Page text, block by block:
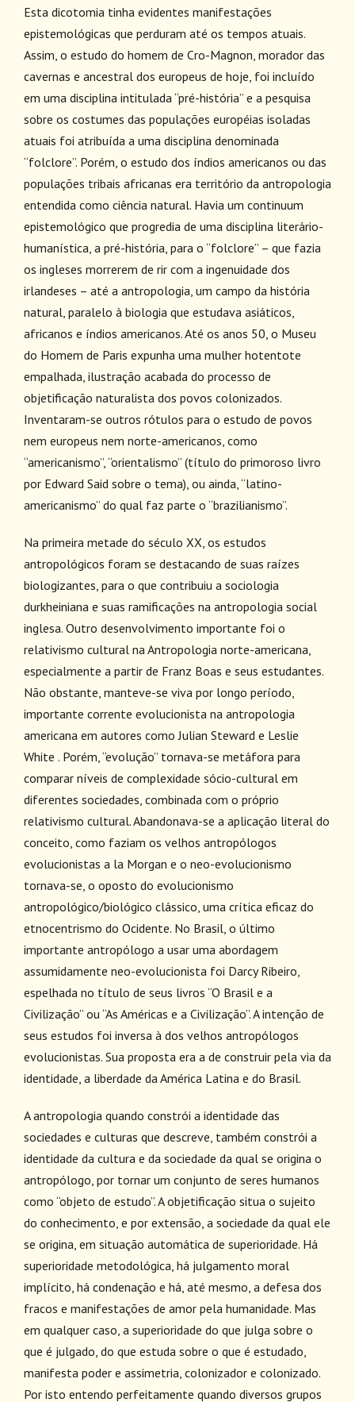
Esta dicotomia tinha evidentes manifestações
epistemológicas que perduram até os tempos atuais.
Assim, o estudo do homem de Cro-Magnon, morador das
cavernas e ancestral dos europeus de hoje, foi incluído
em uma disciplina intitulada “pré-história” e a pesquisa
sobre os costumes das populações européias isoladas
atuais foi atribuída a uma disciplina denominada
“folclore”. Porém, o estudo dos índios americanos ou das
populações tribais africanas era território da antropologia
entendida como ciência natural. Havia um continuum
epistemológico que progredia de uma disciplina literário-
humanística, a pré-história, para o “folclore” – que fazia
os ingleses morrerem de rir com a ingenuidade dos
irlandeses – até a antropologia, um campo da história
natural, paralelo à biologia que estudava asiáticos,
africanos e índios americanos. Até os anos 50, o Museu
do Homem de Paris expunha uma mulher hotentote
empalhada, ilustração acabada do processo de
objetificação naturalista dos povos colonizados.
Inventaram-se outros rótulos para o estudo de povos
nem europeus nem norte-americanos, como
“americanismo”, “orientalismo” (título do primoroso livro
por Edward Said sobre o tema), ou ainda, “latino-
americanismo” do qual faz parte o “brazilianismo”.
Na primeira metade do século XX, os estudos
antropológicos foram se destacando de suas raízes
biologizantes, para o que contribuiu a sociologia
durkheiniana e suas ramificações na antropologia social
inglesa. Outro desenvolvimento importante foi o
relativismo cultural na Antropologia norte-americana,
especialmente a partir de Franz Boas e seus estudantes.
Não obstante, manteve-se viva por longo período,
importante corrente evolucionista na antropologia
americana em autores como Julian Steward e Leslie
White . Porém, “evolução” tornava-se metáfora para
comparar níveis de complexidade sócio-cultural em
diferentes sociedades, combinada com o próprio
relativismo cultural. Abandonava-se a aplicação literal do
conceito, como faziam os velhos antropólogos
evolucionistas a la Morgan e o neo-evolucionismo
tornava-se, o oposto do evolucionismo
antropológico/biológico clássico, uma crítica eficaz do
etnocentrismo do Ocidente. No Brasil, o último
importante antropólogo a usar uma abordagem
assumidamente neo-evolucionista foi Darcy Ribeiro,
espelhada no título de seus livros “O Brasil e a
Civilização” ou “As Américas e a Civilização”. A intenção de
seus estudos foi inversa à dos velhos antropólogos
evolucionistas. Sua proposta era a de construir pela via da
identidade, a liberdade da América Latina e do Brasil.
A antropologia quando constrói a identidade das
sociedades e culturas que descreve, também constrói a
identidade da cultura e da sociedade da qual se origina o
antropólogo, por tornar um conjunto de seres humanos
como “objeto de estudo”. A objetificação situa o sujeito
do conhecimento, e por extensão, a sociedade da qual ele
se origina, em situação automática de superioridade. Há
superioridade metodológica, há julgamento moral
implícito, há condenação e há, até mesmo, a defesa dos
fracos e manifestações de amor pela humanidade. Mas
em qualquer caso, a superioridade do que julga sobre o
que é julgado, do que estuda sobre o que é estudado,
manifesta poder e assimetria, colonizador e colonizado.
Por isto entendo perfeitamente quando diversos grupos